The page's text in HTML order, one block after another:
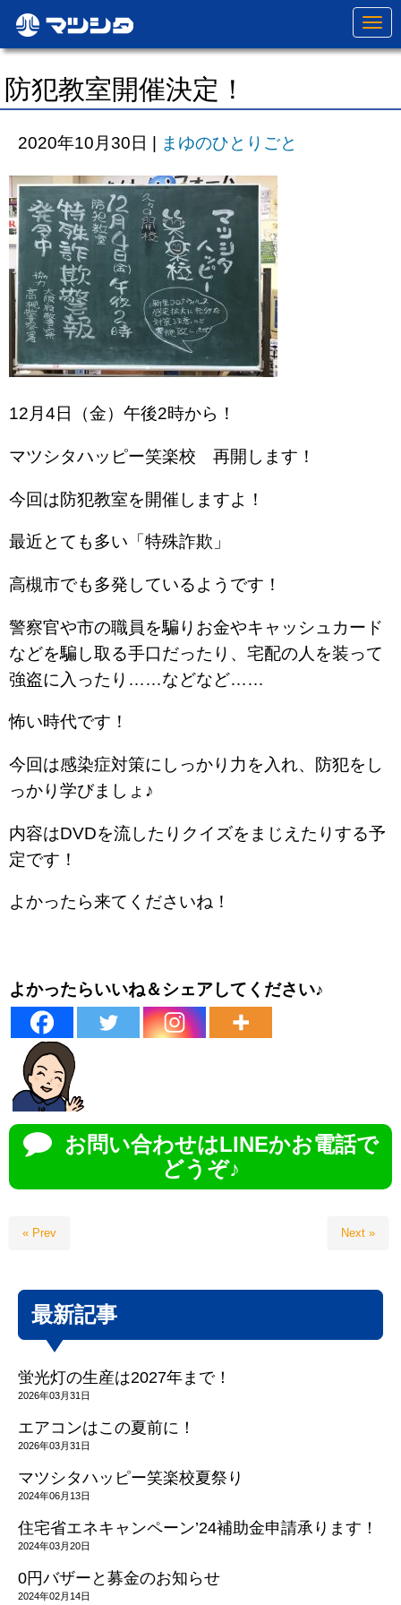
N
a
v
t
防犯教室開催決定！
2020年10月30日 | まゆのひとりごと
12月4日（金）午後2時から！
マツシタハッピー笑楽校 再開します！
今回は防犯教室を開催しますよ！
最近とても多い「特殊詐欺」
高槻市でも多発しているようです！
警察官や市の職員を騙りお金やキャッシュカード
などを騙し取る手口だったり、宅配の人を装って
強盗に入ったり……などなど……
怖い時代です！
今回は感染症対策にしっかり力を入れ、防犯をし
っかり学びましょ♪
内容はDVDを流したりクイズをまじえたりする予
定です！
よかったら来てくださいね！
よかったらいいね＆シェアしてください♪
お問い合わせはLINEかお電話で
どうぞ♪
« Prev Next »
最新記事
蛍光灯の生産は2027年まで！
2026年03月31日
エアコンはこの夏前に！
2026年03月31日
マツシタハッピー笑楽校夏祭り
2024年06月13日
住宅省エネキャンペーン’24補助金申請承ります！
2024年03月20日
0円バザーと募金のお知らせ
2024年02月14日